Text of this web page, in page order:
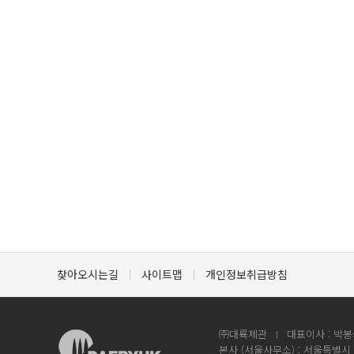
찾아오시는길 사이트맵 개인정보취급방침
㈜대륙제관
대표이사 : 박
본사 (서울사무소) : 서울특별